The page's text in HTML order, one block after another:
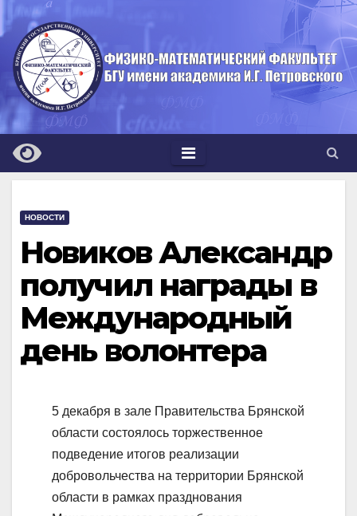
Перейти
к
содержимому
НОВОСТИ
Новиков Александр
получил награды в
Международный
день волонтера
5 декабря в зале Правительства Брянской
области состоялось торжественное
подведение итогов реализации
добровольчества на территории Брянской
области в рамках празднования